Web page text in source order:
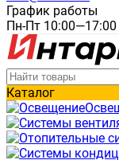
График работы
Пн-Пт 10:00—17:00
Каталог